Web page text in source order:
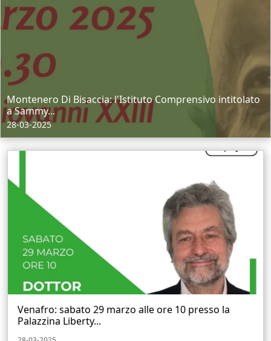
Montenero Di Bisaccia: l'Istituto Comprensivo intitolato
a Sammy...
28-03-2025
Venafro: sabato 29 marzo alle ore 10 presso la
Palazzina Liberty...